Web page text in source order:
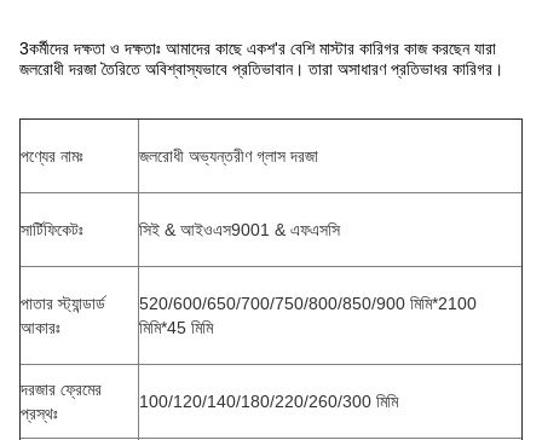
3কর্মীদের দক্ষতা ও দক্ষতাঃ আমাদের কাছে একশ'র বেশি মাস্টার কারিগর কাজ করছেন যারা
জলরোধী দরজা তৈরিতে অবিশ্বাস্যভাবে প্রতিভাবান। তারা অসাধারণ প্রতিভাধর কারিগর।
পণ্যের নামঃ জলরোধী অভ্যন্তরীণ গ্লাস দরজা
সার্টিফিকেটঃ সিই & আইওএস9001 & এফএসসি
পাতার স্ট্যান্ডার্ড
আকারঃ
520/600/650/700/750/800/850/900 মিমি*2100
মিমি*45 মিমি
দরজার ফ্রেমের
প্রস্থঃ
100/120/140/180/220/260/300 মিমি